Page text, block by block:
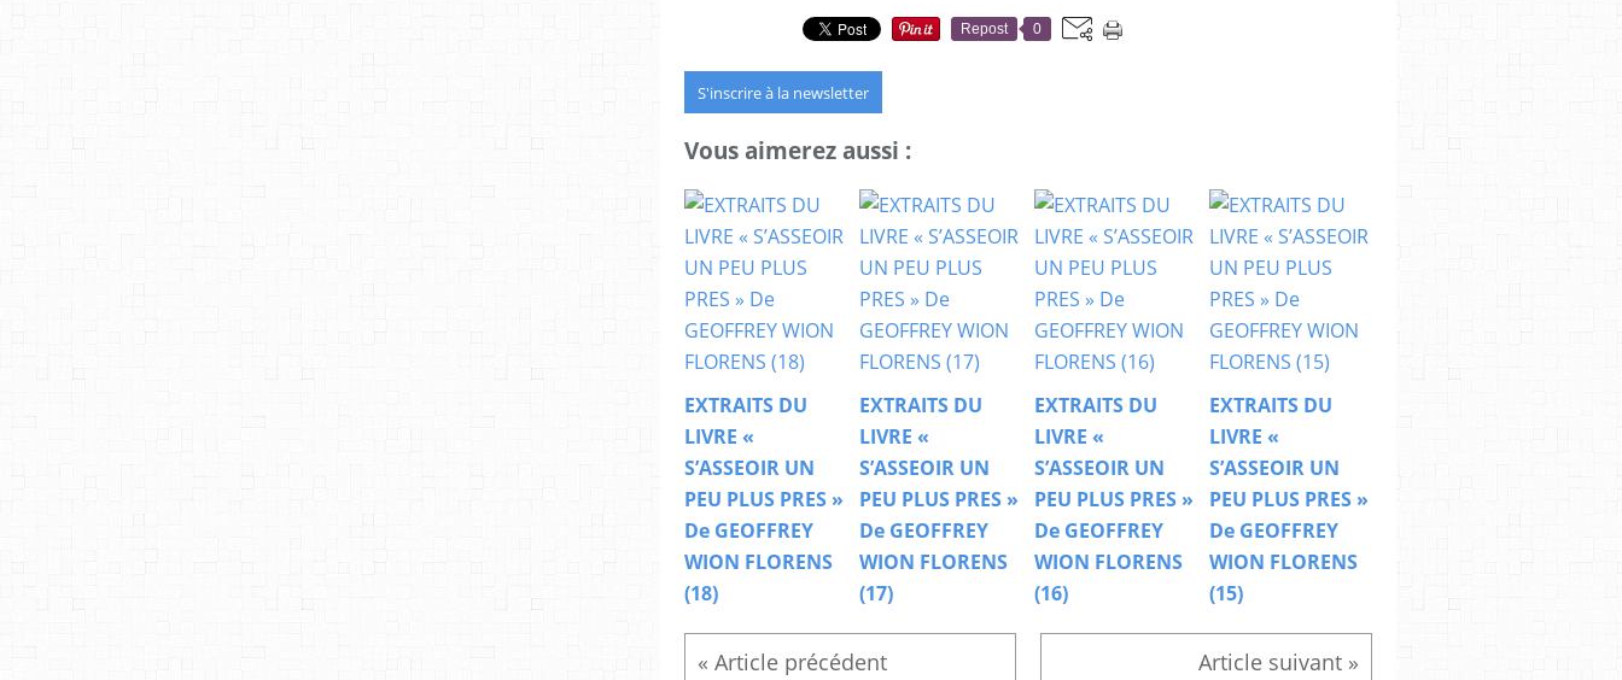
Repost 0
S'inscrire à la newsletter
Vous aimerez aussi :
EXTRAITS DU
LIVRE «
S’ASSEOIR UN
PEU PLUS PRES »
De GEOFFREY
WION FLORENS
(18)
EXTRAITS DU
LIVRE «
S’ASSEOIR UN
PEU PLUS PRES »
De GEOFFREY
WION FLORENS
(17)
EXTRAITS DU
LIVRE «
S’ASSEOIR UN
PEU PLUS PRES »
De GEOFFREY
WION FLORENS
(16)
EXTRAITS DU
LIVRE «
S’ASSEOIR UN
PEU PLUS PRES »
De GEOFFREY
WION FLORENS
(15)